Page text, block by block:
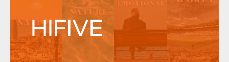
HIFIVE